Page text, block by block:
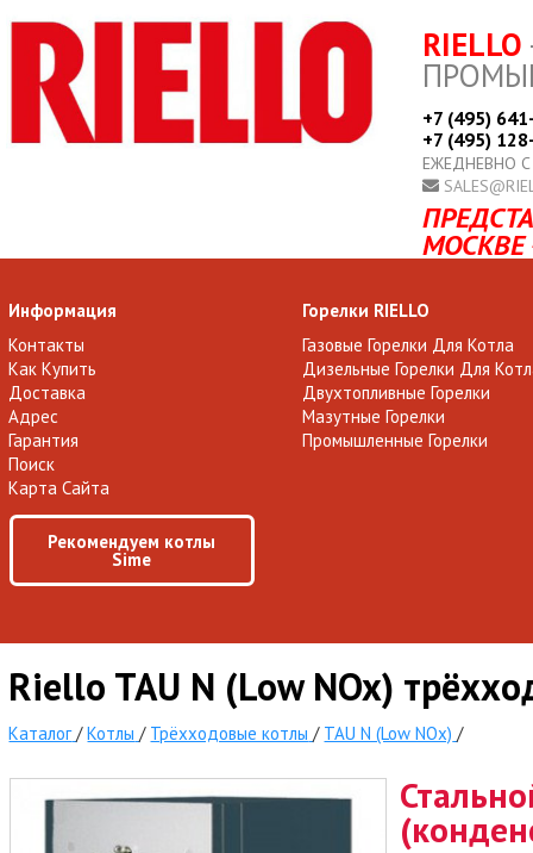
RIELLO
+7 (495)
+7 (495)
ЕЖЕДНЕВНО
МОСКВЕ
Информация
Контакты
Как Купить
Доставка
Адрес
Гарантия
Поиск
Карта Сайта
Рекомендуем котлы
Sime
Горелки RIELLO
Газовые Горелки Для Котла
Дизельные Горелки Для
Двухтопливные Горелки
Мазутные Горелки
Промышленные Горелки
Riello TAU N (Low NOx)
Каталог /Котлы / Трёхходовые котлы / TAU N (Low NOx) /